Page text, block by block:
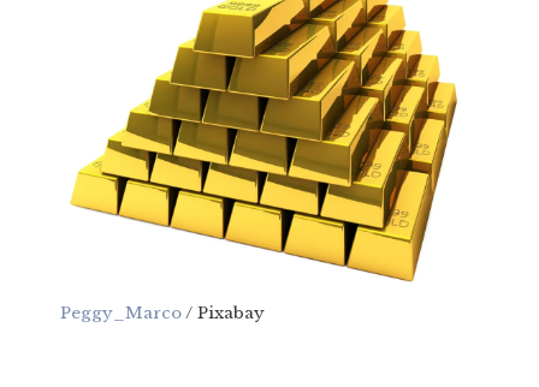
Peggy_Marco/ Pixabay